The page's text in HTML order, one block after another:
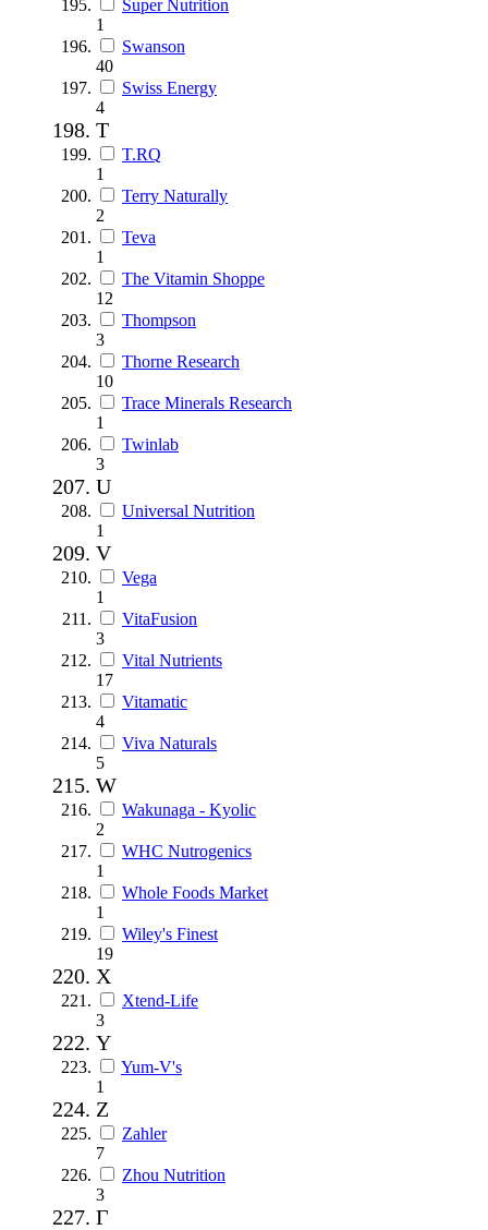
Super Nutrition
1
Swanson
40
Swiss Energy
4
T
T.RQ
1
Terry Naturally
2
Teva
1
The Vitamin Shoppe
12
Thompson
3
Thorne Research
10
Trace Minerals Research
1
Twinlab
3
U
Universal Nutrition
1
V
Vega
1
VitaFusion
3
Vital Nutrients
17
Vitamatic
4
Viva Naturals
5
W
Wakunaga - Kyolic
2
WHC Nutrogenics
1
Whole Foods Market
1
Wiley's Finest
19
X
Xtend-Life
3
Y
Yum-V's
1
Z
Zahler
7
Zhou Nutrition
3
Г